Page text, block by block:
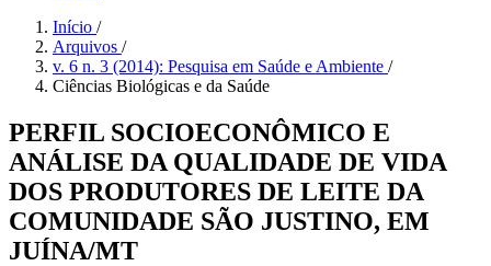
Início /
Arquivos /
v. 6 n. 3 (2014): Pesquisa em Saúde e Ambiente /
Ciências Biológicas e da Saúde
PERFIL SOCIOECONÔMICO E
ANÁLISE DA QUALIDADE DE VIDA
DOS PRODUTORES DE LEITE DA
COMUNIDADE SÃO JUSTINO, EM
JUÍNA/MT